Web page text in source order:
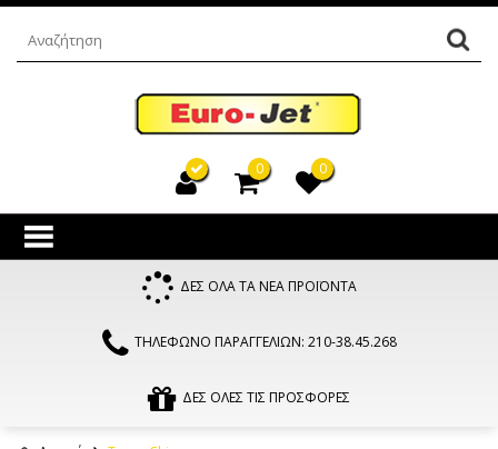
0 0
ΔΕΣ ΟΛΑ ΤΑ ΝΕΑ ΠΡΟΪΟΝΤΑ
ΤΗΛΕΦΩΝΟ ΠΑΡΑΓΓΕΛΙΩΝ: 210-38.45.268
ΔΕΣ ΟΛΕΣ ΤΙΣ ΠΡΟΣΦΟΡΕΣ